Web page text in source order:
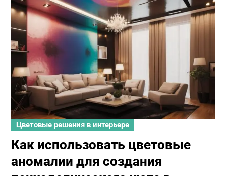
Цветовые решения в интерьере
Как использовать цветовые
аномалии для создания